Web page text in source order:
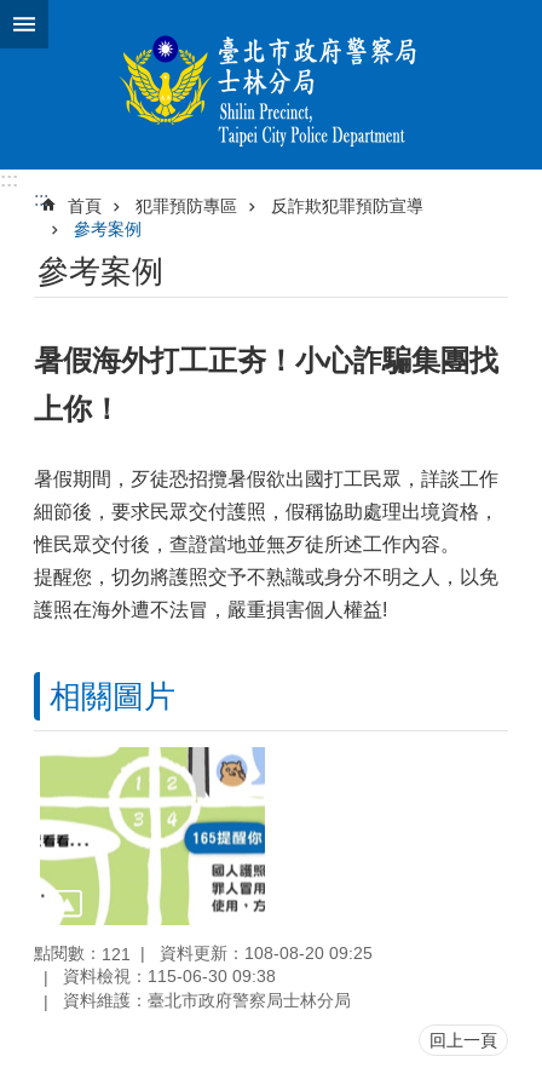
跳到主要內容區塊
:::
:::
首頁 犯罪預防專區
反詐欺犯罪預防宣導
參考案例
參考案例
暑假海外打工正夯！小心詐騙集團找
上你！
暑假期間，歹徒恐招攬暑假欲出國打工民眾，詳談工作
細節後，要求民眾交付護照，假稱協助處理出境資格，
惟民眾交付後，查證當地並無歹徒所述工作內容。
提醒您，切勿將護照交予不熟識或身分不明之人，以免
護照在海外遭不法冒，嚴重損害個人權益!
相關圖片
點閱數： 121
資料更新：108-08-20 09:25
資料檢視：115-06-30 09:38
資料維護：臺北市政府警察局士林分局
回上一頁